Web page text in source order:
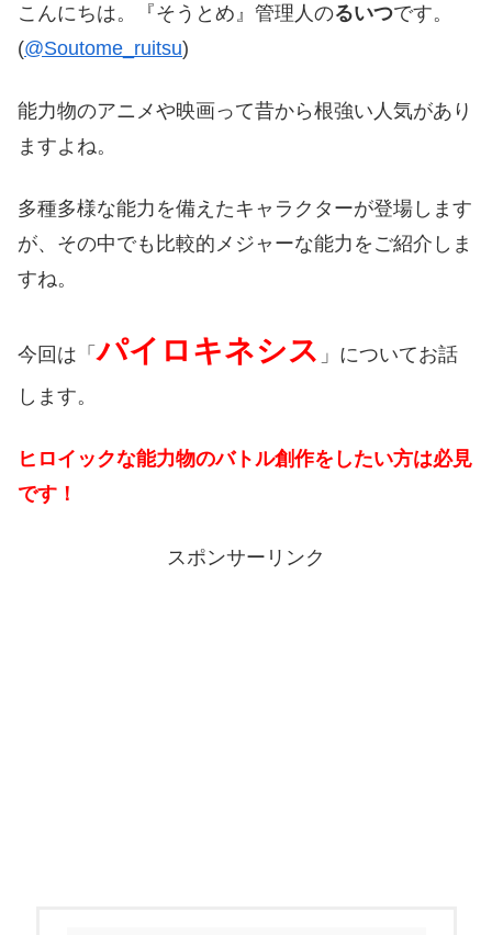
こんにちは。『そうとめ』管理人のるいつです。
(@Soutome_ruitsu)
能力物のアニメや映画って昔から根強い人気があり
ますよね。
多種多様な能力を備えたキャラクターが登場します
が、その中でも比較的メジャーな能力をご紹介しま
すね。
今回は「パイロキネシス 」についてお話
します。
ヒロイックな能力物のバトル創作をしたい方は必見
です！
スポンサーリンク